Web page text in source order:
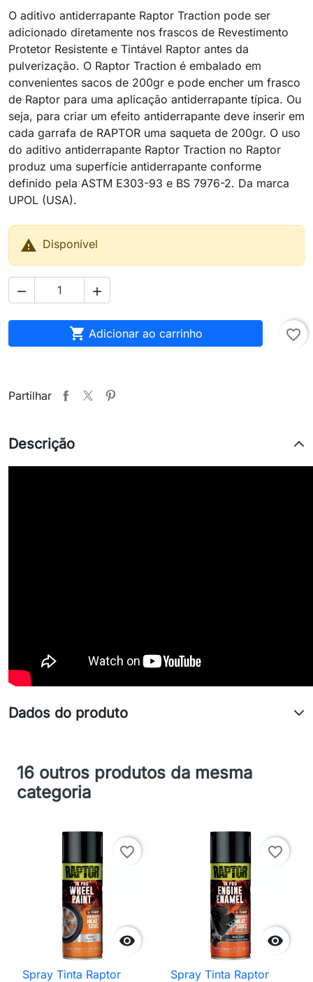
O aditivo antiderrapante Raptor Traction pode ser
adicionado diretamente nos frascos de Revestimento
Protetor Resistente e Tintável Raptor antes da
pulverização. O Raptor Traction é embalado em
convenientes sacos de 200gr e pode encher um frasco
de Raptor para uma aplicação antiderrapante típica. Ou
seja, para criar um efeito antiderrapante deve inserir em
cada garrafa de RAPTOR uma saqueta de 200gr. O uso
do aditivo antiderrapante Raptor Traction no Raptor
produz uma superfície antiderrapante conforme
definido pela ASTM E303-93 e BS 7976-2. Da marca
UPOL (USA).
 Disponível
 
 Adicionar ao carrinho favorite_border
Partilhar
Descrição
Dados do produto
16 outros produtos da mesma
categoria

favorite_border
Spray Tinta Raptor

favorite_border
Spray Tinta Raptor